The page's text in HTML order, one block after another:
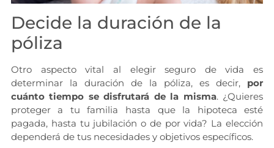
Decide la duración de la
póliza
Otro aspecto vital al elegir seguro de vida es
determinar la duración de la póliza, es decir, por
cuánto tiempo se disfrutará de la misma. ¿Quieres
proteger a tu familia hasta que la hipoteca esté
pagada, hasta tu jubilación o de por vida? La elección
dependerá de tus necesidades y objetivos específicos.